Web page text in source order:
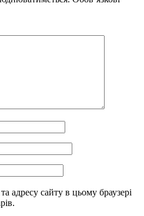
адресу сайту в цьому браузері